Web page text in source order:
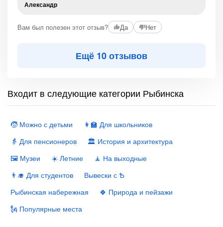
Александр
Вам был полезен этот отзыв? Да Нет
Ещё 10 отзывов
Входит в следующие категории Рыбинска
🧒 Можно с детьми
👩‍🏫 Для школьников
👵 Для пенсионеров
🏛 История и архитектура
🖼 Музеи
☀️ Летние
🧘 На выходные
👨‍🎓 Для студентов
Вывески с Ѣ
Рыбинская набережная
🍀 Природа и пейзажи
🗽 Популярные места